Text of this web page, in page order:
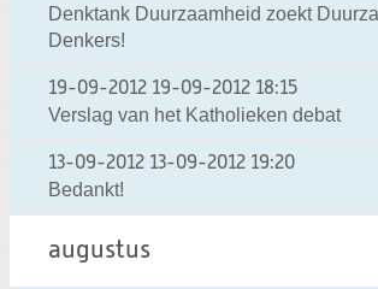
Denktank Duurzaamheid zoekt
Denkers!
19-09-2012 19-09-2012 18:15
Verslag van het Katholieken debat
13-09-2012 13-09-2012 19:20
Bedankt!
augustus